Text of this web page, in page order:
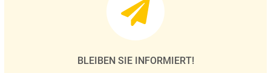
BLEIBEN SIE INFORMIERT!